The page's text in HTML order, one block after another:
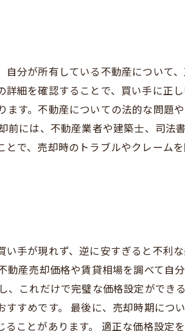
分が所有している不動産について
細を確認することで、買い手に正し
す。不動産についての法的な問題
には、不動産業者や建築士、司法
で、売却時のトラブルやクレーム
手が現れず、逆に安すぎると不利
産売却価格や賃貸相場を調べて自
これだけで完璧な価格設定ができ
すめです。 最後に、売却時期につ
ことがあります。 適正な価格設定